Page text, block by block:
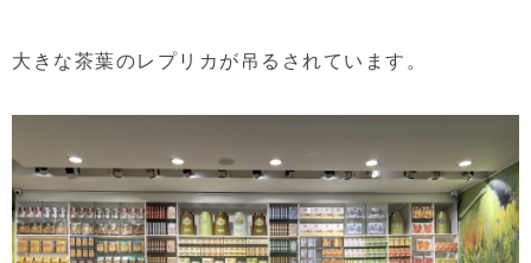
大きな茶葉のレプリカが吊るされています。